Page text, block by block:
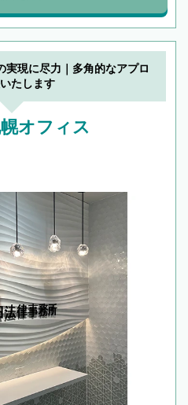
実現に尽力｜多角的なアプロ
たします
オフィス